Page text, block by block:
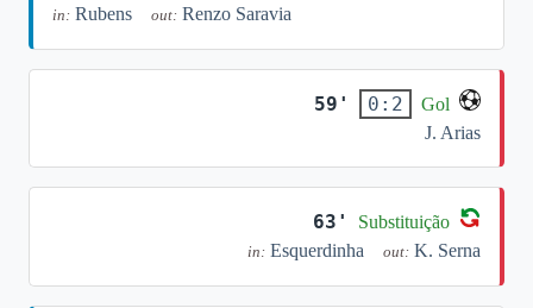
in: Rubens out: Renzo Saravia
59' 0:2
Gol
J. Arias
63' Substituição
in: Esquerdinha out: K. Serna